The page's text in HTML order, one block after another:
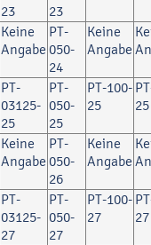
23
23
Keine
Angabe
PT-
050-
24
Keine
Angabe
PT-
03125-
25
PT-
050-
25
PT-100-
25
25
Keine
Angabe
PT-
050-
26
Keine
Angabe
PT-
03125-
27
PT-
050-
27
PT-100-
27
27